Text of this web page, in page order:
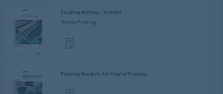
Siegling Belting – Textiles
Textile Printing
Printing Blankets for Digital Printing